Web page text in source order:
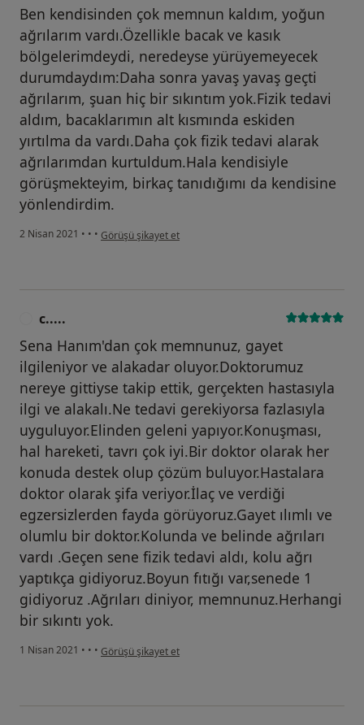
Ben kendisinden çok memnun kaldım, yoğun
ağrılarım vardı.Özellikle bacak ve kasık
bölgelerimdeydi, neredeyse yürüyemeyecek
durumdaydım:Daha sonra yavaş yavaş geçti
ağrılarım, şuan hiç bir sıkıntım yok.Fizik tedavi
aldım, bacaklarımın alt kısmında eskiden
yırtılma da vardı.Daha çok fizik tedavi alarak
ağrılarımdan kurtuldum.Hala kendisiyle
görüşmekteyim, birkaç tanıdığımı da kendisine
yönlendirdim.
2 Nisan 2021 • • • kullanıcının görüşüne göre h.....
Görüşü şikayet et
c.....
Sena Hanım'dan çok memnunuz, gayet
ilgileniyor ve alakadar oluyor.Doktorumuz
nereye gittiyse takip ettik, gerçekten hastasıyla
ilgi ve alakalı.Ne tedavi gerekiyorsa fazlasıyla
uyguluyor.Elinden geleni yapıyor.Konuşması,
hal hareketi, tavrı çok iyi.Bir doktor olarak her
konuda destek olup çözüm buluyor.Hastalara
doktor olarak şifa veriyor.İlaç ve verdiği
egzersizlerden fayda görüyoruz.Gayet ılımlı ve
olumlu bir doktor.Kolunda ve belinde ağrıları
vardı .Geçen sene fizik tedavi aldı, kolu ağrı
yaptıkça gidiyoruz.Boyun fıtığı var,senede 1
gidiyoruz .Ağrıları diniyor, memnunuz.Herhangi
bir sıkıntı yok.
1 Nisan 2021 • • • kullanıcının görüşüne göre c.....
Görüşü şikayet et